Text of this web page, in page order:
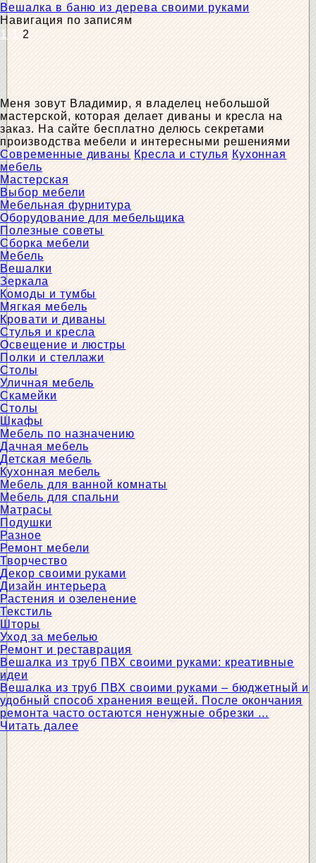
Вешалка в баню из дерева своими руками
Навигация по записям
1 1 2
Меня зовут Владимир, я владелец небольшой
мастерской, которая делает диваны и кресла на
заказ. На сайте бесплатно делюсь секретами
производства мебели и интересными решениями
Современные диваны Кресла и стулья Кухонная
мебель
Мастерская
Выбор мебели
Мебельная фурнитура
Оборудование для мебельщика
Полезные советы
Сборка мебели
Мебель
Вешалки
Зеркала
Комоды и тумбы
Мягкая мебель
Кровати и диваны
Стулья и кресла
Освещение и люстры
Полки и стеллажи
Столы
Уличная мебель
Скамейки
Столы
Шкафы
Мебель по назначению
Дачная мебель
Детская мебель
Кухонная мебель
Мебель для ванной комнаты
Мебель для спальни
Матрасы
Подушки
Разное
Ремонт мебели
Творчество
Декор своими руками
Дизайн интерьера
Растения и озеленение
Текстиль
Шторы
Уход за мебелью
Ремонт и реставрация
Вешалка из труб ПВХ своими руками: креативные
идеи
Вешалка из труб ПВХ своими руками – бюджетный и
удобный способ хранения вещей. После окончания
ремонта часто остаются ненужные обрезки ...
Читать далее